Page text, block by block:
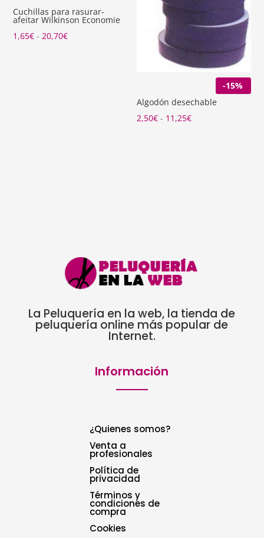
Cuchillas para rasurar-
afeitar Wilkinson Economie
1,65€ - 20,70€Rango
-15%
Algodón desechable
2,50€ - 11,25€Rango
La Peluquería en la web, la tienda de
peluquería online más popular de
Internet.
Información
¿Quienes somos?
Venta a
profesionales
Política de
privacidad
Términos y
condiciones de
compra
Cookies